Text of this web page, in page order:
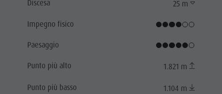
Discesa 25 m
Impegno fisico
Paesaggio
Punto più alto 1.821 m
Punto più basso 1.104 m